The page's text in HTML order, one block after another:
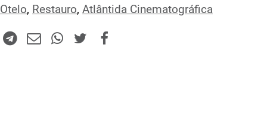
Otelo, Restauro, Atlântida Cinematográfica